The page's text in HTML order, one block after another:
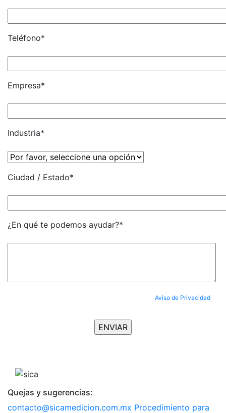
Teléfono*
Empresa*
Industria*
Ciudad / Estado*
¿En qué te podemos ayudar?*
Aviso de Privacidad
Quejas y sugerencias:
contacto@sicamedicion.com.mx Procedimiento para